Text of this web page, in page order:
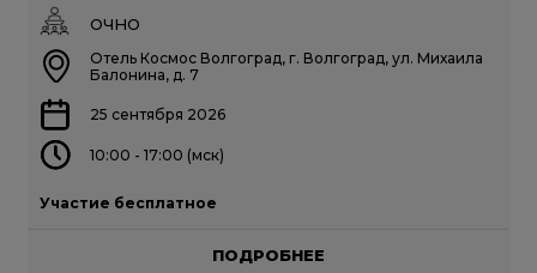
ОЧНО
Отель Космос Волгоград, г. Волгоград, ул. Михаила
Балонина, д. 7
25 сентября 2026
10:00 - 17:00 (мск)
Участие бесплатное
ПОДРОБНЕЕ